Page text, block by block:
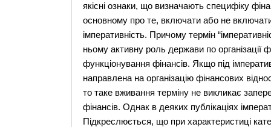
якісні ознаки, що визначають специфіку
основному про те, включати або не
імперативність. Причому термін
ньому активну роль держави по організації
функціонування фінансів. Якщо під
направлена на організацію фінансових
то таке вживання терміну не викликає
фінансів. Однак в деяких публікаціях
Підкреслюється, що при характеристиці